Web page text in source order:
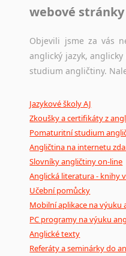
Jazykový korpus je
původního zdroje textu.
Ostatní pomůcky pro
poradny a pravidla
webové
Objevili jsme za vás
anglický jazyk,
studium angličtiny.
Jazykové školy AJ
Zkoušky a certifikáty z
Pomaturitní studium
Angličtina na internetu
Slovníky angličtiny on-line
Anglická literatura - knihy
Učební pomůcky
Mobilní aplikace na výuku
PC programy na výuku
Anglické texty
Referáty a seminárky do